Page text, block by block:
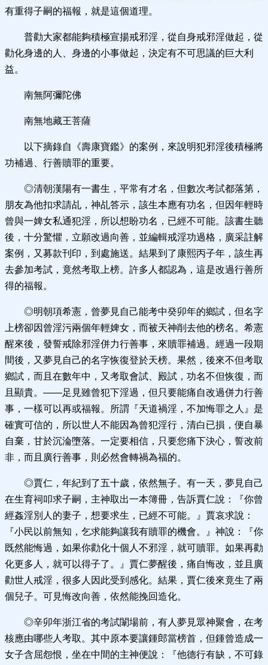
有重得子嗣的福報，就是這個道理。
普勸大家都能夠積極宣揚戒邪淫，從自身戒邪淫做起，從
勸化身邊的人、身邊的小事做起，決定有不可思議的巨大利
益。
南無阿彌陀佛
南無地藏王菩薩
以下摘錄自《壽康寶鑑》的案例，來說明犯邪淫後積極將
功補過、行善贖罪的重要。
◎清朝漢陽有一書生，平常有才名，但數次考試都落第，
朋友為他扣求請乩，神乩答示，該生本應有功名，但因年輕時
曾與一婢女私通犯淫，所以想盼功名，已經不可能。該書生聽
後，十分驚懼，立願改過向善，並編輯戒淫功過格，廣采註解
案例，又募款刊印，到處施送。結果到了康熙丙子年，該生再
去參加考試，竟然考取上榜。許多人都認為，這是改過行善所
得的福報。
◎明朝項希憲，曾夢見自己能考中癸卯年的鄉試，但名字
上榜卻因曾淫污兩個年輕婢女，而被天神削去他的榜名。希憲
醒來後，發誓戒除邪淫併力行善事，來贖罪補過。經過一段期
間後，又夢見自己的名字恢復登於天榜。果然，後來不但考取
鄉試，而且在數年中，又考取會試、殿試，功名不但恢復，而
且顯貴。——足見雖曾犯下淫過，但只要能痛自改過併力行善
事，一樣可以再或福報。所謂『天道禍淫，不加悔罪之人』是
確實可信的，所以世人不能因為曾犯淫行，清白已損，便自暴
自棄，甘於沉淪墮落。一定要相信，只要您痛下決心，誓改前
非，而且廣行善事，則必然會轉禍為福的。
◎賈仁，年紀到了五十歲，依然無子。有一天，夢見自己
在生育祠叩求子嗣，主神取出一本簿冊，告訴賈仁說：『你曾
經姦淫別人的妻子，想要求生，已經不可能。』賈哀求說：
『小民以前無知，乞求能夠讓我有贖罪的機會。』神說：『你
既然能悔過，如果你勸化十個人不邪淫，就可贖罪。如果再勸
化更多人，就可以得子了。』賈仁夢醒後，痛自悔改，並且廣
勸世人戒淫，很多人因此受到感化。結果，賈仁後來竟生了兩
個兒子。可見悔改向善，依然能挽回造化。
◎辛卯年浙江省的考試闈場前，有人夢見眾神聚會，在考
核應由哪些人考取。其中原本要讓鍾郎當榜首，但鍾曾造成一
女子含屈怨恨，坐在中間的主神便說：『他德行有缺，不可錄